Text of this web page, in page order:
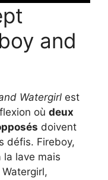
and
Watergirl est
où deux
doivent
défis. Fireboy,
lave mais